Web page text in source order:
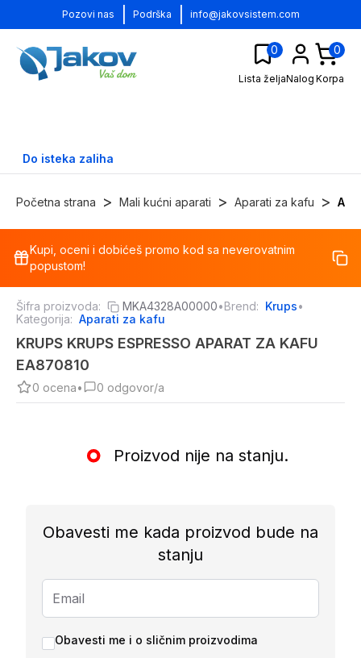
Pozovi nas Podrška info@jakovsistem.com
0
Lista željaNalog
0
Korpa
Do isteka zaliha
Početna strana > Mali kućni aparati > Aparati za kafu >
%
Kupi, oceni i dobićeš promo kod sa neverovatnim
popustom!
Šifra proizvoda: MKA4328A00000•Brend: Krups•
Kategorija: Aparati za kafu
KRUPS KRUPS ESPRESSO APARAT ZA KAFU
EA870810
0 ocena• 0 odgovor/a
Proizvod nije na stanju.
Obavesti me kada proizvod bude na
stanju
Obavesti me i o sličnim proizvodima